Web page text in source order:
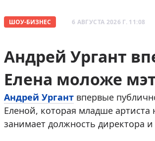
ШОУ-БИЗНЕС 6 АВГУСТА 2026 Г. 11:08
Андрей Ургант
Елена моложе
Андрей Ургант впервые
Еленой, которая младше артиста
занимает должность директора